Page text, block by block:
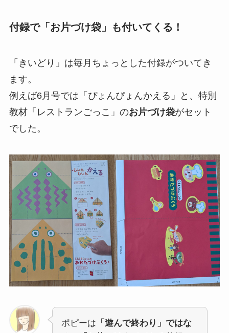
付録で「お片づけ袋」も付いてくる！
「きいどり」は毎月ちょっとした付録がついてき
ます。
例えば6月号では「ぴょんぴょんかえる」と、特別
教材「レストランごっこ」のお片づけ袋がセット
でした。
ポピーは 「遊んで終わり」ではな